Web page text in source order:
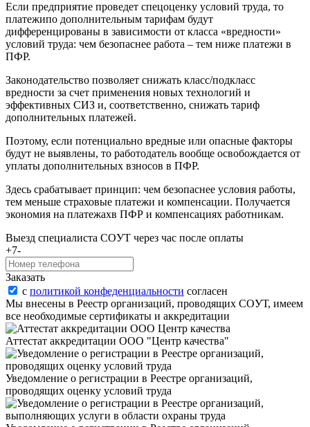
Если предприятие проведет спецоценку условий труда, то
платежипо дополнительным тарифам будут
дифференцированы в зависимости от класса «вредности»
условий труда: чем безопаснее работа – тем ниже платежи в
ПФР.
Законодательство позволяет снижать класс/подкласс
вредности за счет применения новых технологий и
эффективных СИЗ и, соответственно, снижать тариф
дополнительных платежей.
Поэтому, если потенциально вредные или опасные факторы
будут не выявлены, то работодатель вообще освобождается от
уплаты дополнительных взносов в ПФР.
Здесь срабатывает принцип: чем безопаснее условия работы,
тем меньше страховые платежи и компенсации. Получается
экономия на платежахв ПФР и компенсациях работникам.
Выезд специалиста COУТ через час после оплаты
+7-
Заказать
с политикой конфеденциальности согласен
Мы внесены в Реестр организаций, проводящих COУТ, имеем
все необходимые сертификаты и аккредитации
Аттестат аккредитации ООО "Центр качества"
Уведомление о регистрации в Реестре организаций,
проводящих оценку условий труда